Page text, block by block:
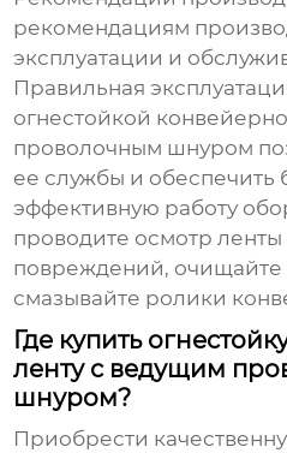
рекомендациям
эксплуатации и
Правильная
огнестойкой
проволочным шнуром
ее службы и обеспечить
эффективную работу
проводите осмотр
повреждений, очищайте
смазывайте ролики
Где купить
ленту с ведущим
шнуром?
Приобрести